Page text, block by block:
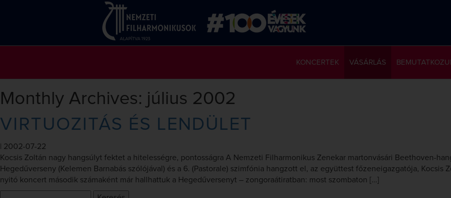
KONCERTEK VÁSÁRLÁS
Monthly Archives: július 2002
VIRTUOZITÁS ÉS LENDÜLET
2002-07-22
Kocsis Zoltán nagy hangsúlyt fektet a hitelességre, pontosságra A Nemzeti Filharmonikus Zenekar martonvásári Beethoven-
Hegedűverseny (Kelemen Barnabás szólójával) és a 6. (Pastorale) szimfónia hangzott el, az együttest főzeneigazgatója,
nyitó koncert második számaként már hallhattuk a Hegedűversenyt – zongoraátiratban: most szombaton […]